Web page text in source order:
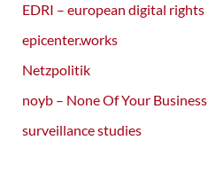
EDRI – european digital rights
epicenter.works
Netzpolitik
noyb – None Of Your Business
surveillance studies